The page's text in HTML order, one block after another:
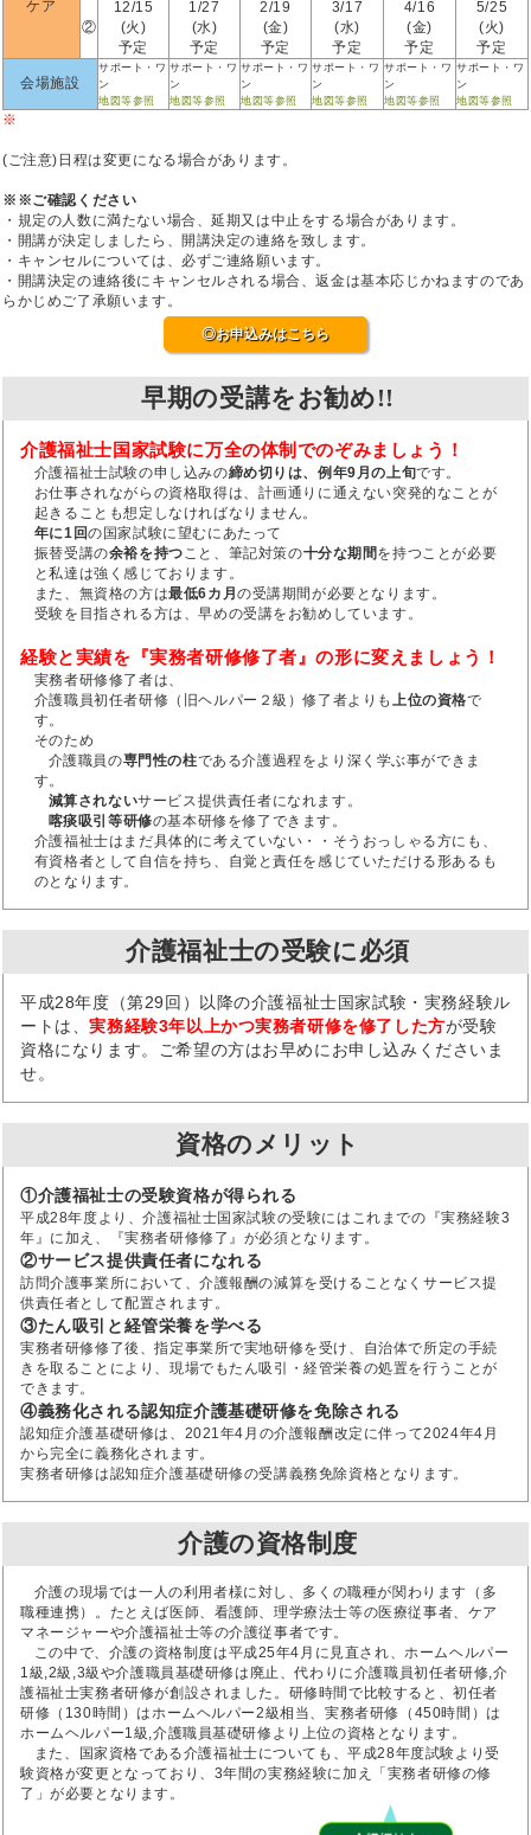
ケア
②
12/15
(火)
予定
1/27
(水)
予定
2/19
(金)
予定
3/17
(水)
予定
4/16
(金)
予定
5/25
(火)
予定
会場施設
サポート・ワ
ン
地図等参照
サポート・ワ
ン
地図等参照
サポート・ワ
ン
地図等参照
サポート・ワ
ン
地図等参照
サポート・ワ
ン
地図等参照
サポート・ワ
ン
地図等参照
※
(ご注意)日程は変更になる場合があります。
※※ご確認ください
・規定の人数に満たない場合、延期又は中止をする場合があります。
・開講が決定しましたら、開講決定の連絡を致します。
・キャンセルについては、必ずご連絡願います。
・開講決定の連絡後にキャンセルされる場合、返金は基本応じかねますのであ
らかじめご了承願います。
◎お申込みはこちら
早期の受講をお勧め!!
介護福祉士国家試験に万全の体制でのぞみましょう！
介護福祉士試験の申し込みの締め切りは、例年9月の上旬です。
お仕事されながらの資格取得は、計画通りに通えない突発的なことが
起きることも想定しなければなりません。
年に1回の国家試験に望むにあたって
振替受講の余裕を持つこと、筆記対策の十分な期間を持つことが必要
と私達は強く感じております。
また、無資格の方は最低6カ月の受講期間が必要となります。
受験を目指される方は、早めの受講をお勧めしています。
経験と実績を『実務者研修修了者』の形に変えましょう！
実務者研修修了者は、
介護職員初任者研修（旧ヘルパー２級）修了者よりも上位の資格で
す。
そのため
介護職員の専門性の柱である介護過程をより深く学ぶ事ができま
す。
減算されないサービス提供責任者になれます。
喀痰吸引等研修の基本研修を修了できます。
介護福祉士はまだ具体的に考えていない・・そうおっしゃる方にも、
有資格者として自信を持ち、自覚と責任を感じていただける形あるも
のとなります。
介護福祉士の受験に必須
平成28年度（第29回）以降の介護福祉士国家試験・実務経験ル
ートは、実務経験3年以上かつ実務者研修を修了した方が受験
資格になります。ご希望の方はお早めにお申し込みくださいま
せ。
資格のメリット
①介護福祉士の受験資格が得られる
平成28年度より、介護福祉士国家試験の受験にはこれまでの『実務経験3
年』に加え、『実務者研修修了』が必須となります。
②サービス提供責任者になれる
訪問介護事業所において、介護報酬の減算を受けることなくサービス提
供責任者として配置されます。
③たん吸引と経管栄養を学べる
実務者研修修了後、指定事業所で実地研修を受け、自治体で所定の手続
きを取ることにより、現場でもたん吸引・経管栄養の処置を行うことが
できます。
④義務化される認知症介護基礎研修を免除される
認知症介護基礎研修は、2021年4月の介護報酬改定に伴って2024年4月
から完全に義務化されます。
実務者研修は認知症介護基礎研修の受講義務免除資格となります。
介護の資格制度
介護の現場では一人の利用者様に対し、多くの職種が関わります（多
職種連携）。たとえば医師、看護師、理学療法士等の医療従事者、ケア
マネージャーや介護福祉士等の介護従事者です。
この中で、介護の資格制度は平成25年4月に見直され、ホームヘルパー
1級,2級,3級や介護職員基礎研修は廃止、代わりに介護職員初任者研修,介
護福祉士実務者研修が創設されました。研修時間で比較すると、初任者
研修（130時間）はホームヘルパー2級相当、実務者研修（450時間）は
ホームヘルパー1級,介護職員基礎研修より上位の資格となります。
また、国家資格である介護福祉士についても、平成28年度試験より受
験資格が変更となっており、3年間の実務経験に加え「実務者研修の修
了」が必要となります。